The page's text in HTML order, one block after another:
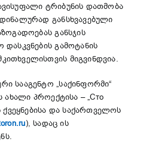
ტრიბუნის დათმობა
განსხვავებული
განსჯის
გამოტანის
მიგვინდვია.
სააგენტო „საქინფორმი“
ახალი პროექტისა – „Сто
ქვეყნებისა და საქართველოს
), სადაც ის